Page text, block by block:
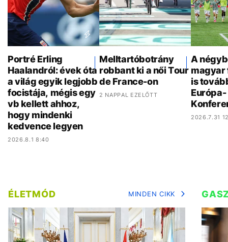
Portré Erling
Haalandról: évek óta
a világ egyik legjobb
focistája, mégis egy
vb kellett ahhoz,
hogy mindenki
kedvence legyen
2026.8.1 8:40
Melltartóbotrány
robbant ki a női Tour
de France-on
2 NAPPAL EZELŐTT
A
magyar
is
Európa-
2026.7.31
ÉLETMÓD MINDEN CIKK